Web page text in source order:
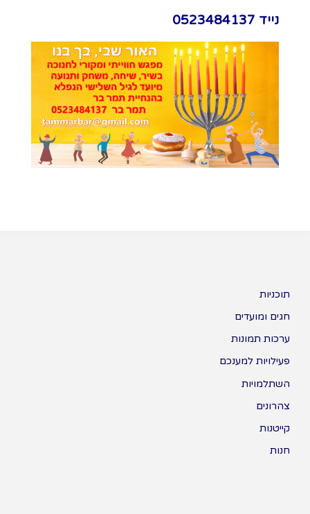
נייד 0523484137
תוכניות
חגים ומועדים
ערכות תמונות
פעילויות למענכם
השתלמויות
צהרונים
קייטנות
חנות